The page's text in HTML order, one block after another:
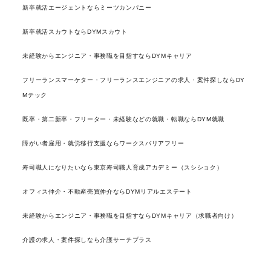
新卒就活エージェントならミーツカンパニー
新卒就活スカウトならDYMスカウト
未経験からエンジニア・事務職を目指すならDYMキャリア
フリーランスマーケター・フリーランスエンジニアの求人・案件探しならDY
Mテック
既卒・第二新卒・フリーター・未経験などの就職・転職ならDYM就職
障がい者雇用・就労移行支援ならワークスバリアフリー
寿司職人になりたいなら東京寿司職人育成アカデミー（スシショク）
オフィス仲介・不動産売買仲介ならDYMリアルエステート
未経験からエンジニア・事務職を目指すならDYMキャリア（求職者向け）
介護の求人・案件探しなら介護サーチプラス